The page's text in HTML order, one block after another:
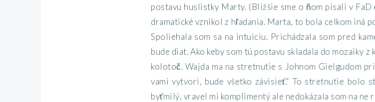
postavu huslistky Marty. (Bližšie sme o ňom pisali v
dramatické vznikol z hľadania. Marta, to bola celkom iná
Spoliehala som sa na intuiciu. Prichádzala som pred
bude diat. Ako keby som tú postavu skladala do mozaiky
kolotoč. Wajda ma na stretnutie s Johnom Gielgudom
vami vytvori, bude všetko závisieť.“ To stretnutie bolo
byťmilý, vravel mi komplimentý ale nedokázala som na